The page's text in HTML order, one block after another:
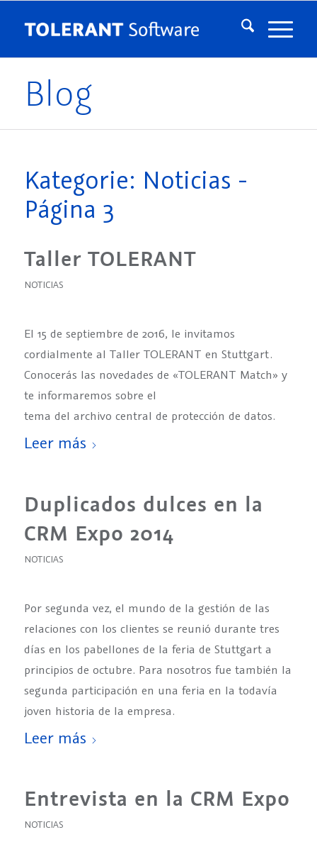
Blog
Kategorie: Noticias -
Página 3
Taller TOLERANT
NOTICIAS
El 15 de septiembre de 2016, le invitamos
cordialmente al Taller TOLERANT en Stuttgart.
Conocerás las novedades de «TOLERANT Match» y
te informaremos sobre el
tema del archivo central de protección de datos.
Leer más
Duplicados dulces en la
CRM Expo 2014
NOTICIAS
Por segunda vez, el mundo de la gestión de las
relaciones con los clientes se reunió durante tres
días en los pabellones de la feria de Stuttgart a
principios de octubre. Para nosotros fue también la
segunda participación en una feria en la todavía
joven historia de la empresa.
Leer más
Entrevista en la CRM Expo
NOTICIAS